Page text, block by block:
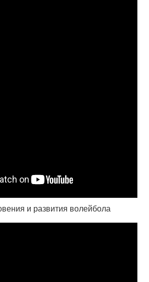
и развития волейбола